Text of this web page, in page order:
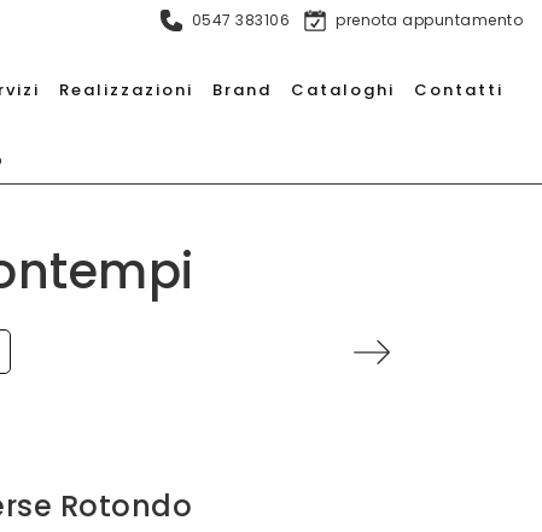
0547 383106 prenota appuntamento
Realizzazioni Brand Cataloghi Contatti
Rotondo